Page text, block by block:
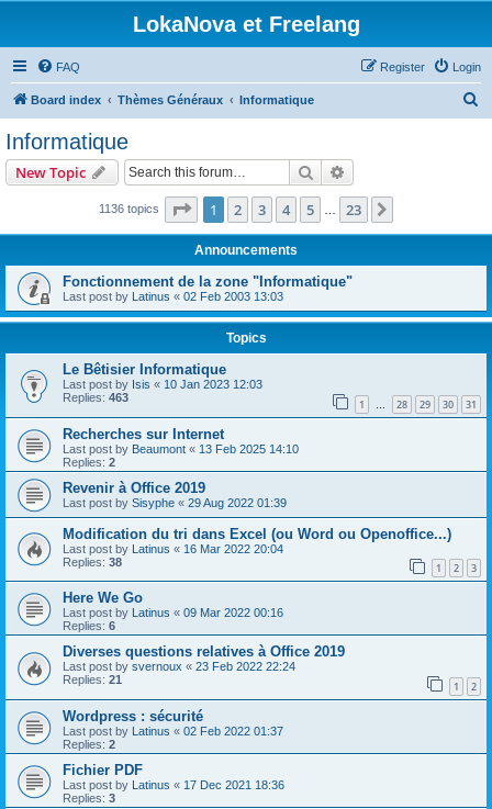
LokaNova et Freelang
FAQ Login
Register
Board index Thèmes Généraux Informatique
Informatique
New Topic Search
1136 topics Page 1of 23
1 2 3 4 5 23
Announcements
Fonctionnement de la zone "Informatique"
Last post by Latinus « 02 Feb 2003 13:03
Topics
Le Bêtisier Informatique
Last post by Isis « 10 Jan 2023 12:03
Replies: 463 1 … 28 29 30 31
Recherches sur Internet
Last post by Beaumont « 13 Feb 2025 14:10
Replies: 2
Revenir à Office 2019
Last post by Sisyphe « 29 Aug 2022 01:39
Modification du tri dans Excel (ou Word ou Openoffice...)
Last post by Latinus « 16 Mar 2022 20:04
Replies: 38 1 2 3
Here We Go
Last post by Latinus « 09 Mar 2022 00:16
Replies: 6
Diverses questions relatives à Office 2019
Last post by svernoux « 23 Feb 2022 22:24
Replies: 21 1 2
Wordpress : sécurité
Last post by Latinus « 02 Feb 2022 01:37
Replies: 2
Fichier PDF
Last post by Latinus « 17 Dec 2021 18:36
Replies: 3